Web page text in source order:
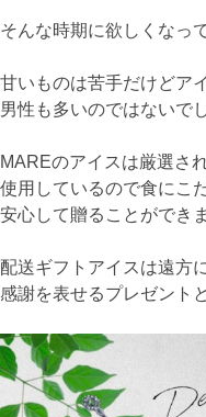
そんな時期に欲しくなっ
甘いものは苦手だけどア
男性も多いのではないで
MAREのアイスは厳選さ
使用しているので食にこ
安心して贈ることができま
配送ギフトアイスは遠方
感謝を表せるプレゼント